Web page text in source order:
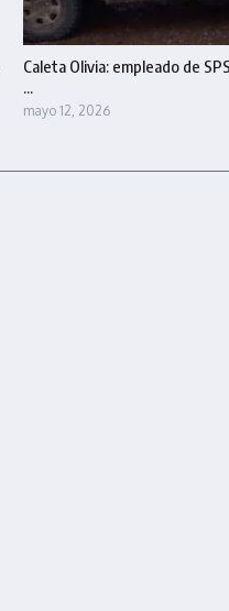
Caleta Olivia: empleado de
...
mayo 12, 2026